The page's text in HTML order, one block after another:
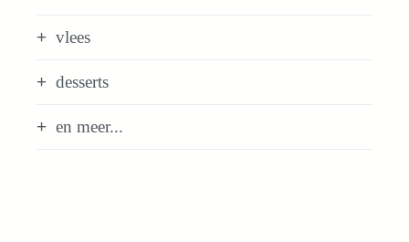
vlees
desserts
en meer...